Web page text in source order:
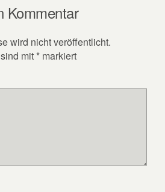
Kommentar
wird nicht veröffentlicht.
mit * markiert